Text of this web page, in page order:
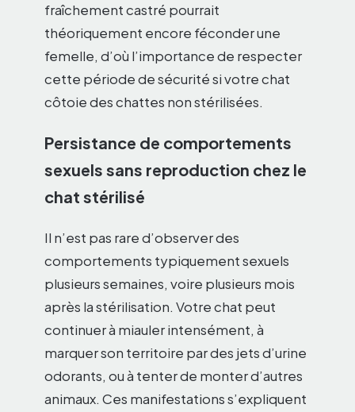
fraîchement castré pourrait
théoriquement encore féconder une
femelle, d’où l’importance de respecter
cette période de sécurité si votre chat
côtoie des chattes non stérilisées.
Persistance de comportements
sexuels sans reproduction chez le
chat stérilisé
Il n’est pas rare d’observer des
comportements typiquement sexuels
plusieurs semaines, voire plusieurs mois
après la stérilisation. Votre chat peut
continuer à miauler intensément, à
marquer son territoire par des jets d’urine
odorants, ou à tenter de monter d’autres
animaux. Ces manifestations s’expliquent